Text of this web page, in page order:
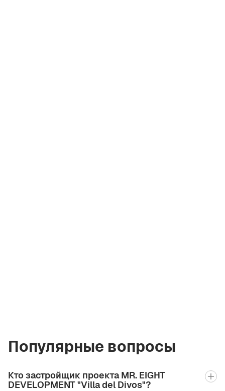
Популярные вопросы
Кто застройщик проекта MR. EIGHT
DEVELOPMENT "Villa del Divos"?